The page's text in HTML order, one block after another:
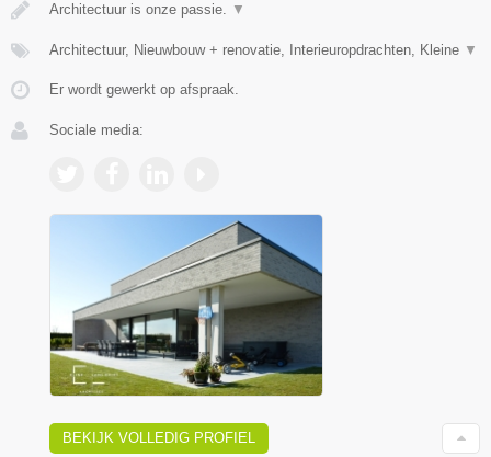
Architectuur is onze passie. ▼
Architectuur, Nieuwbouw + renovatie, Interieuropdrachten, Kleine ▼
Er wordt gewerkt op afspraak.
Sociale media:
BEKIJK VOLLEDIG PROFIEL